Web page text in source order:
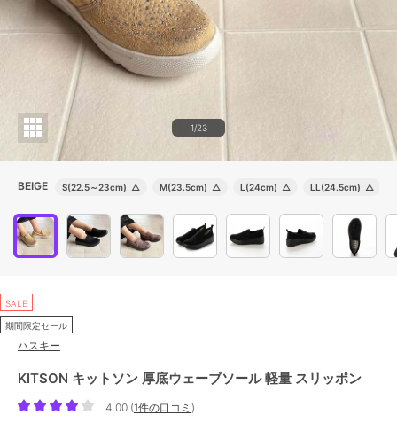
1/23
BEIGE S(22.5～23cm) △ M(23.5cm) △ L(24cm) △ LL(24.5cm) △
SALE
期間限定セール
ハスキー
KITSON キットソン 厚底ウェーブソール 軽量 スリッポン
4.00 (1件の口コミ )